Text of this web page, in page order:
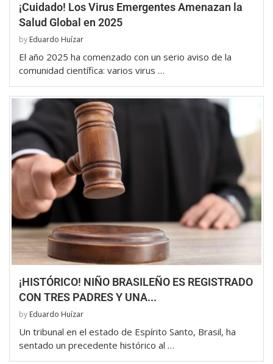
¡Cuidado! Los Virus Emergentes Amenazan la
Salud Global en 2025
by Eduardo Huízar
El año 2025 ha comenzado con un serio aviso de la
comunidad científica: varios virus …
¡HISTÓRICO! NIÑO BRASILEÑO ES REGISTRADO
CON TRES PADRES Y UNA...
by Eduardo Huízar
Un tribunal en el estado de Espírito Santo, Brasil, ha
sentado un precedente histórico al …